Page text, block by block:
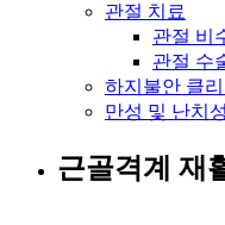
관절 치료
관절 비
관절 수
하지불안 클
만성 및 난치
근골격계 재